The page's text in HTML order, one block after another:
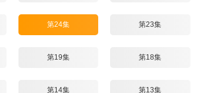
第24集 第23集
第19集 第18集
第14集 第13集